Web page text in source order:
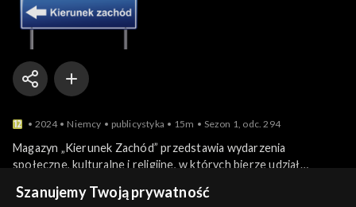
2024 Niemcy publicystyka 15m Sezon 1, odc. 294
Magazyn „Kierunek Zachód” przedstawia wydarzenia
społeczne, kulturalne i religijne, w których bierze udział
przedstawianie i promowanie sylwetek Polaków, którzy na
więcej
Szanujemy Twoją prywatność